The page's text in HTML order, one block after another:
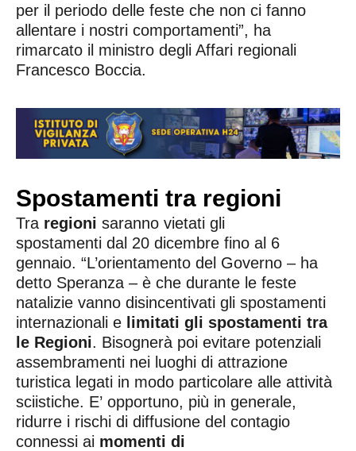
per il periodo delle feste che non ci fanno
allentare i nostri comportamenti”, ha
rimarcato il ministro degli Affari regionali
Francesco Boccia.
Spostamenti tra regioni
Tra regioni saranno vietati gli
spostamenti dal 20 dicembre fino al 6
gennaio. “L’orientamento del Governo – ha
detto Speranza – è che durante le feste
natalizie vanno disincentivati gli spostamenti
internazionali e limitati gli spostamenti tra
le Regioni. Bisognerà poi evitare potenziali
assembramenti nei luoghi di attrazione
turistica legati in modo particolare alle attività
sciistiche. E’ opportuno, più in generale,
ridurre i rischi di diffusione del contagio
connessi ai momenti di